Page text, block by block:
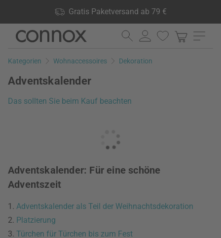
Gratis Paketversand ab 79 €
lagernd, 60 Tage Rückgaberecht
Direkt
Seiteninhalt
Direkt
Suchfeld
Kategorien Wohnaccessoires Dekoration
Adventskalender
Das sollten Sie beim Kauf beachten
Adventskalender: Für eine schöne
Adventszeit
1. Adventskalender als Teil der Weihnachtsdekoration
2. Platzierung
3. Türchen für Türchen bis zum Fest